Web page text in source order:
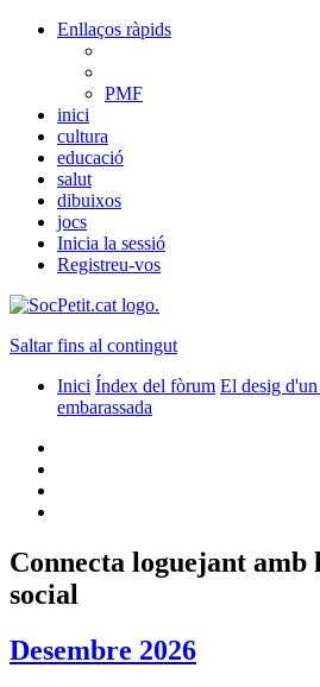
Enllaços ràpids
PMF
inici
cultura
educació
salut
dibuixos
jocs
Inicia la sessió
Registreu-vos
Saltar fins al contingut
Inici Índex del fòrum El desig
embarassada
Connecta loguejant amb
social
Desembre 2026